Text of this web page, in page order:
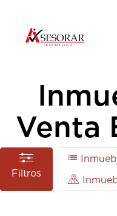
Venta
Filtros